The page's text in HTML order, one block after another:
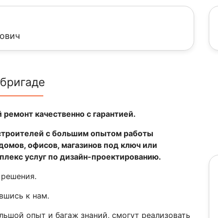
качественно с гарантией.
с большим опытом работы
офисов, магазинов под ключ или
услуг по дизайн-проектированию.
к нам.
опыт и багаж знаний, смогут реализовать